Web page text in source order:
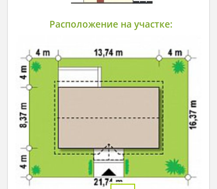
Расположение на участке: